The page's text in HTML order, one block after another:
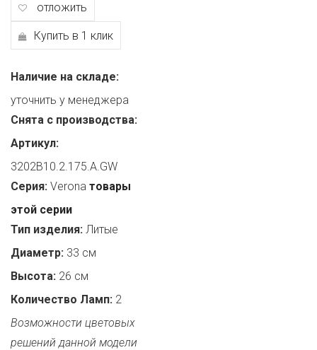
отложить
Купить в 1 клик
Наличие на складе:
уточнить у менеджера
Снята с производства:
Артикул:
3202B10.2.175.A.GW
Серия: Verona товары
этой серии
Тип изделия: Литые
Диаметр: 33 см
Высота: 26 см
Количество Ламп: 2
Возможности цветовых
решений данной модели